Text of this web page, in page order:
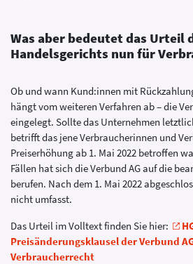
Was aber bedeutet das Urteil
Handelsgerichts nun für
Ob und wann Kund:innen mit
hängt vom weiteren Verfahren ab – die
eingelegt. Sollte das Unternehmen
betrifft das jene Verbraucherinnen und
Preiserhöhung ab 1. Mai 2022 betroffen
Fällen hat sich die Verbund AG auf die
berufen. Nach dem 1. Mai 2022
nicht umfasst.
Das Urteil im Volltext finden Sie hier:
Preisänderungsklausel der Verbund
Verbraucherrecht